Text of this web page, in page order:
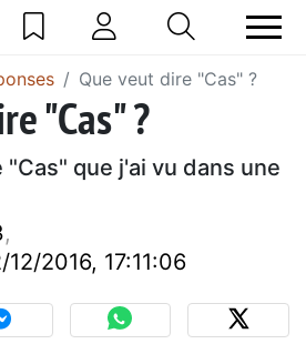
Que veut dire "Cas" ?
"Cas" ?
"Cas" que j'ai vu dans une
,
12/2016, 17:11:06